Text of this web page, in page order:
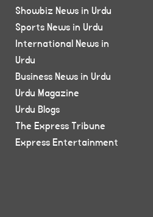
Showbiz News in Urdu
Sports News in Urdu
International News in
Urdu
Business News in Urdu
Urdu Magazine
Urdu Blogs
The Express Tribune
Express Entertainment